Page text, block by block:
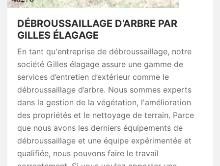
DÉBROUSSAILLAGE D’ARBRE PAR
GILLES ÉLAGAGE
En tant qu'entreprise de débroussaillage, notre
société Gilles élagage assure une gamme de
services d’entretien d’extérieur comme le
débroussaillage d’arbre. Nous sommes experts
dans la gestion de la végétation, l'amélioration
des propriétés et le nettoyage de terrain. Parce
que nous avons les derniers équipements de
débroussaillage et une équipe expérimentée et
qualifiée, nous pouvons faire le travail